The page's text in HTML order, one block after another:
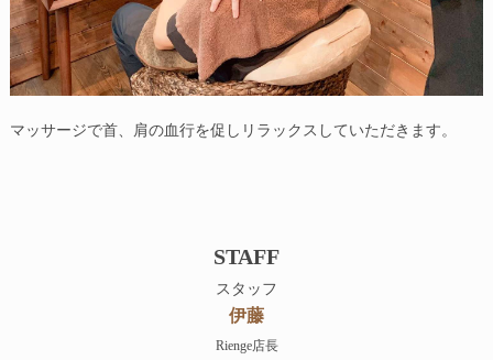
マッサージで首、肩の血行を促しリラックスしていただきます。
STAFF
スタッフ
伊藤
Rienge店長